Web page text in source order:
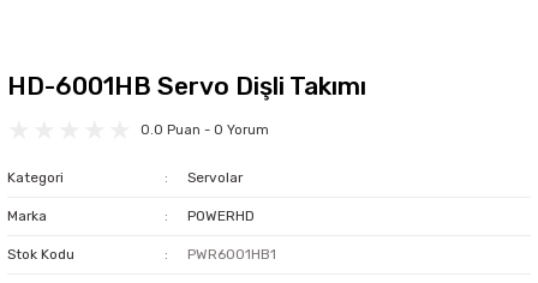
HD-6001HB Servo Dişli Takımı
0.0 Puan - 0 Yorum
Kategori Servolar
Marka POWERHD
Stok Kodu PWR6001HB1